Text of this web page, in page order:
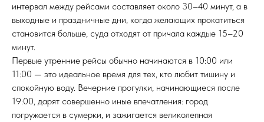
интервал между рейсами составляет около 30–40 минут, а в
выходные и праздничные дни, когда желающих прокатиться
становится больше, суда отходят от причала каждые 15–20
минут.
Первые утренние рейсы обычно начинаются в 10:00 или
11:00 — это идеальное время для тех, кто любит тишину и
спокойную воду. Вечерние прогулки, начинающиеся после
19:00, дарят совершенно иные впечатления: город
погружается в сумерки, и зажигается великолепная